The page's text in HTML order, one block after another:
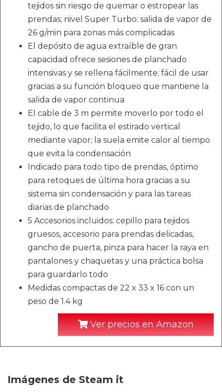
tejidos sin riesgo de quemar o estropear las
prendas; nivel Super Turbo: salida de vapor de
26 g/min para zonas más complicadas
El depósito de agua extraíble de gran
capacidad ofrece sesiones de planchado
intensivas y se rellena fácilmente; fácil de usar
gracias a su función bloqueo que mantiene la
salida de vapor continua
El cable de 3 m permite moverlo por todo el
tejido, lo que facilita el estirado vertical
mediante vapor; la suela emite calor al tiempo
que evita la condensación
Indicado para todo tipo de prendas, óptimo
para retoques de última hora gracias a su
sistema sin condensación y para las tareas
diarias de planchado
5 Accesorios incluidos: cepillo para tejidos
gruesos, accesorio para prendas delicadas,
gancho de puerta, pinza para hacer la raya en
pantalones y chaquetas y una práctica bolsa
para guardarlo todo
Medidas compactas de 22 x 33 x 16 con un
peso de 1.4 kg
Ver precios en Amazon
Imágenes de Steam it